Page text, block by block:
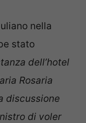
nella
stato
dell’hotel
Rosaria
discussione
di voler